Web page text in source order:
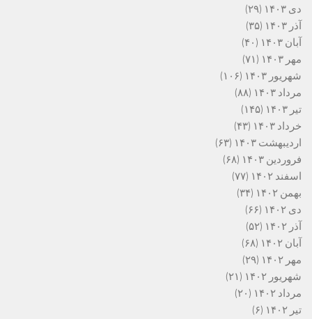
دی ۱۴۰۳
(۲۹)
آذر ۱۴۰۳
(۳۵)
آبان ۱۴۰۳
(۴۰)
مهر ۱۴۰۳
(۷۱)
شهریور ۱۴۰۳
(۱۰۶)
مرداد ۱۴۰۳
(۸۸)
تیر ۱۴۰۳
(۱۴۵)
خرداد ۱۴۰۳
(۴۳)
اردیبهشت ۱۴۰۳
(۶۳)
فروردین ۱۴۰۳
(۶۸)
اسفند ۱۴۰۲
(۷۷)
بهمن ۱۴۰۲
(۳۴)
دی ۱۴۰۲
(۶۶)
آذر ۱۴۰۲
(۵۲)
آبان ۱۴۰۲
(۶۸)
مهر ۱۴۰۲
(۲۹)
شهریور ۱۴۰۲
(۲۱)
مرداد ۱۴۰۲
(۲۰)
تیر ۱۴۰۲
(۶)